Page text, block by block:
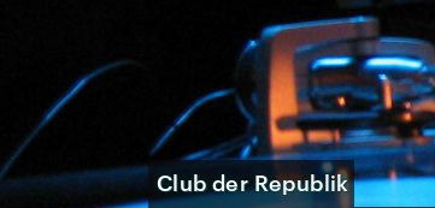
Club der Republik